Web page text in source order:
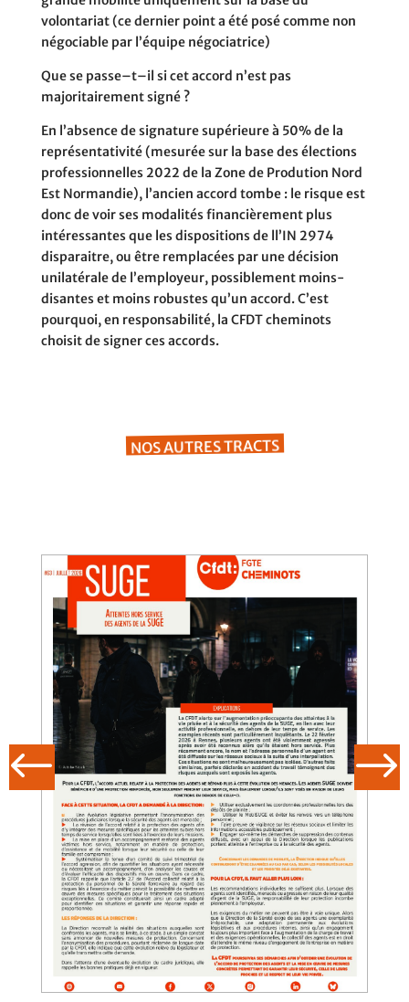
volontariat (ce dernier point a été posé comme non
négociable par l’équipe négociatrice)
Que se passe–t–il si cet accord n’est pas
majoritairement signé?
En l’absence de signature supérieure à 50% de la
représentativité (mesurée sur la base des élections
professionnelles 2022 de la Zone de Prodution Nord
Est Normandie), l’ancien accord tombe : le risque est
donc de voir ses modalités financièrement plus
intéressantes que les dispositions de ll’IN 2974
disparaitre, ou être remplacées par une décision
unilatérale de l’employeur, possiblement moins-
disantes et moins robustes qu’un accord. C’est
pourquoi, en responsabilité, la CFDT cheminots
choisit de signer ces accords.
NOS AUTRES TRACTS